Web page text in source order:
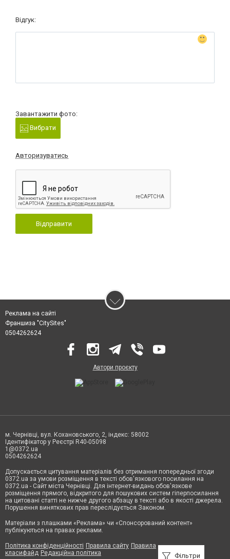
Відгук:
Завантажити фото:
Вибрати
Авторизуватись
Відправити
Фільтри
Реклама на сайті
Франшиза "CitySites"
0504262624
Автори проєкту
м. Чернівці, вул. Кохановського, 2, індекс: 58002
Ідентифікатор у Реєстрі R40-05098
1@0372.ua
0504262624
Допускається цитування матеріалів без отримання попередньої згоди
0372.ua за умови розміщення в тексті обов'язкового посилання на
0372.ua - Сайт міста Чернівці. Для інтернет-видань обов'язкове
розміщення прямого, відкритого для пошукових систем гіперпосилання
на цитовані статті не нижче другого абзацу в тексті або в якості джерела.
Порушення виняткових прав переслідується Законом.
Матеріали з плашками «Реклама» чи «Спонсорований контент»
публікуються на правах реклами.
Політика конфіденційності Правила сайту Правила
класифайд Редакційна політика